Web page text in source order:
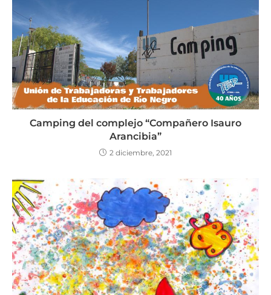
Camping del complejo “Compañero Isauro
Arancibia”
2 diciembre, 2021